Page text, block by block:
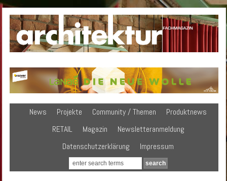
News Projekte Community / Themen
Produktnews
RETAIL
Magazin
Newsletteranmeldung
Datenschutzerklärung
Impressum